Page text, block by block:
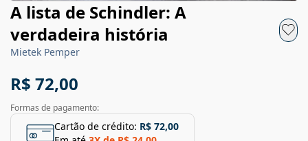
A lista de Schindler: A
verdadeira história
Mietek Pemper
R$ 72,00
Formas de pagamento:
Cartão de crédito: R$ 72,00